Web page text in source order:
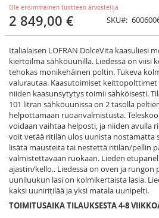
Ole ensimmäinen tuotteen arvostelija
2 849,00 € SKU
Italialaisen LOFRAN DolceVita kaasuliesi
kiertoilma sähköuunilla. Liedessä on viisi
tehokas monikehäinen poltin. Tukeva
valurautaa. Kaasutoimiset
niiden kaasunsytytys toimii sähköisesti.
101 litran sähköuunissa on 2 tasolla
helpottamaan ruoanvalmistusta.
voidaan vaihtaa helposti, ja niiden avulla
voit vetää ritilän ulos uunista nostamatta
lisätä mausteita tai nestettä ritilän/pellin
valmistettavaan ruokaan. Lieden
ajastin/kello.. Liedessä on oven ja rungon
uuniluukun lasi on kolmikertaista lasia.
kaksi uuniritilää ja yksi matala uunipelti.
TOIMITUSAIKA TILAUKSESTA 4-8